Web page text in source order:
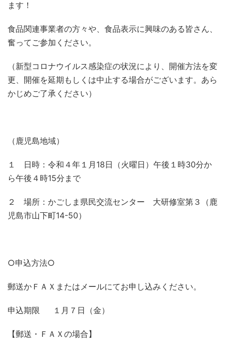
ます！
食品関連事業者の方々や、食品表示に興味のある皆さん、
奮ってご参加ください。
（新型コロナウイルス感染症の状況により、開催方法を変
更、開催を延期もしくは中止する場合がございます。あら
かじめご了承ください）
（鹿児島地域）
１ 日時：令和４年１月18日（火曜日）午後１時30分か
ら午後４時15分まで
２ 場所：かごしま県民交流センター 大研修室第３（鹿
児島市山下町14-50）
○申込方法○
郵送かＦＡＸまたはメールにてお申し込みください。
申込期限 １月７日（金）
【郵送・ＦＡＸの場合】